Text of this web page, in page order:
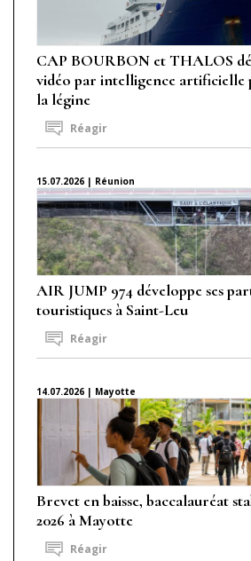
CAP BOURBON et THALOS
vidéo par intelligence artificielle
la légine
Réagir
15.07.2026 | Réunion
AIR JUMP 974 développe ses
touristiques à Saint-Leu
Réagir
14.07.2026 | Mayotte
Brevet en baisse, baccalauréat
2026 à Mayotte
Réagir